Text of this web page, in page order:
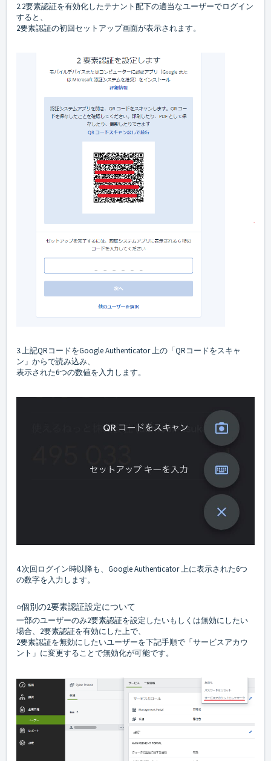
2.2要素認証を有効化したテナント配下の適当なユーザーでログイン
すると、
2要素認証の初回セットアップ画面が表示されます。
3.上記QRコードをGoogle Authenticator 上の「QRコードをスキャ
ン」からで読み込み、
表示された6つの数値を入力します。
4.次回ログイン時以降も、Google Authenticator 上に表示された6つ
の数字を入力します。
○個別の2要素認証設定について
一部のユーザーのみ2要素認証を設定したいもしくは無効にしたい
場合、2要素認証を有効にした上で、
2要素認証を無効にしたいユーザーを下記手順で「サービスアカウ
ント」に変更することで無効化が可能です。